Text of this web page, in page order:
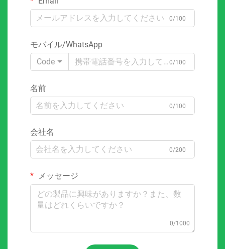
0/100
モバイル/WhatsApp
Code
0/100
名前
0/100
会社名
0/200
メッセージ
0/1000